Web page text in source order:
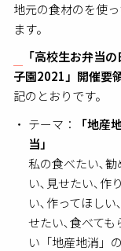
地元の食材のを使
ます。
「高校生お弁当の
子園2021」開催要
記のとおりです。
テーマ：
「地産
当」
私の食べたい､勧
い､見せたい､作
い､作ってほしい
せたい､食べても
い「地産地消」